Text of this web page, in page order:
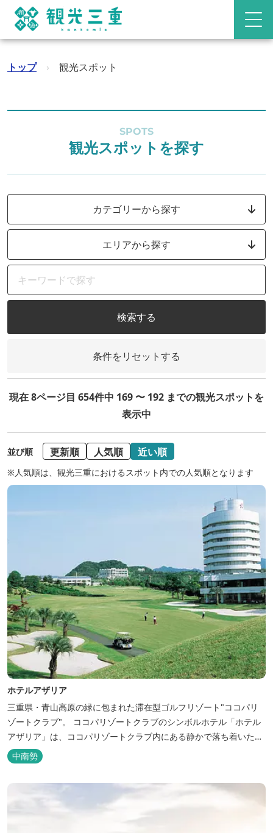
トップ › 観光スポット
SPOTS
観光スポットを探す
カテゴリーから探す
エリアから探す
検索する
条件をリセットする
現在 8ページ目 654件中 169 〜 192 までの観光スポットを
表示中
並び順 更新順 人気順 近い順
※人気順は、観光三重におけるスポット内での人気順となります
ホテルアザリア
三重県・青山高原の緑に包まれた滞在型ゴルフリゾート"ココパリ
ゾートクラブ"。 ココパリゾートクラブのシンボルホテル「ホテル
アザリア」は、ココパリゾートクラブ内にある静かで落ち着いた雰
囲気の宿泊施設です。 円筒形の特徴ある建物には、ツインや和洋室
など多彩な客室を備え、窓からはリゾートの美しい景色が広がりま
す。 天然温泉の大浴場やサウナも完備しており、 ゴルフの後はも
中南勢